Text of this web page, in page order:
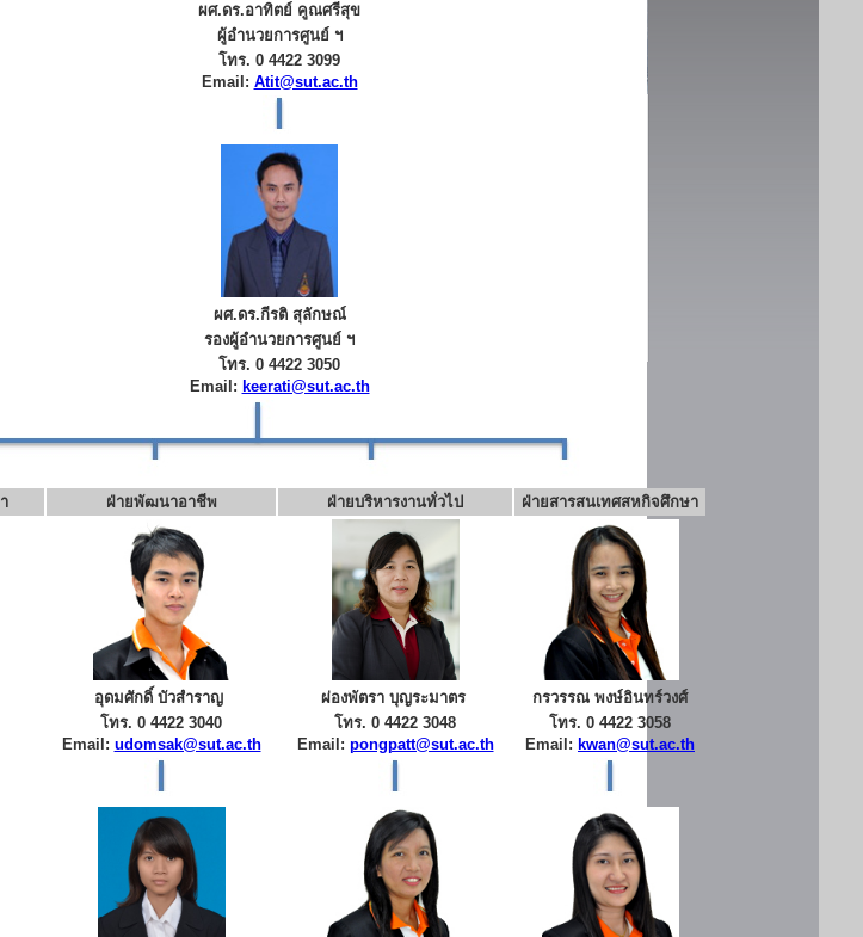
ผศ.ดร.อาทิตย์ คูณศรีสุข
ผู้อำนวยการศูนย์ ฯ
โทร. 0 4422 3099
Email: Atit@sut.ac.th
ผศ.ดร.กีรติ สุลักษณ์
รองผู้อำนวยการศูนย์ ฯ
โทร. 0 4422 3050
Email: keerati@sut.ac.th
ฝ่ายพัฒนาอาชีพ ฝ่ายบริหารงานทั่วไป ฝ่ายสารสนเทศสหกิจศึกษา
อุดมศักดิ์ บัวสำราญ
โทร. 0 4422 3040
Email: udomsak@sut.ac.th
ผ่องพัตรา บุญระมาตร
โทร. 0 4422 3048
Email: pongpatt@sut.ac.th
กรวรรณ พงษ์อินทร์วงศ์
โทร. 0 4422 3058
Email: kwan@sut.ac.th